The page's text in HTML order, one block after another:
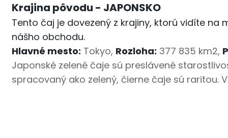
Krajina pôvodu - JAPONSKO
Tento čaj je dovezený z krajiny, ktorú vidíte
nášho obchodu.
Hlavné mesto: Tokyo, Rozloha: 377 835 km2,
Japonské zelené čaje sú preslávené
spracovaný ako zelený, čierne čaje sú